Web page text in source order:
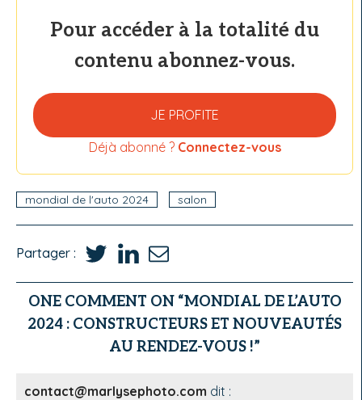
Pour accéder à la totalité du
contenu abonnez-vous.
JE PROFITE
Déjà abonné ? Connectez-vous
mondial de l'auto 2024 salon
Partager :
ONE COMMENT ON “MONDIAL DE L’AUTO
2024 : CONSTRUCTEURS ET NOUVEAUTÉS
AU RENDEZ-VOUS !”
contact@marlysephoto.com dit :